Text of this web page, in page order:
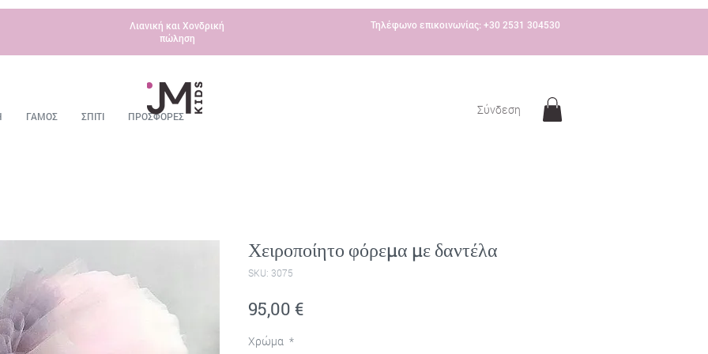
Λιανική και Χονδρική
πώληση
Τηλέφωνο επικοινωνίας: +30 2531 304530
ΓΑΜΟΣ ΣΠΙΤΙ ΠΡΟΣΦΟΡΕΣ Σύνδεση
Χειροποίητο φόρεμα με δαντέλα
SKU: 3075
95,00 €Τιμή
Χρώμα *